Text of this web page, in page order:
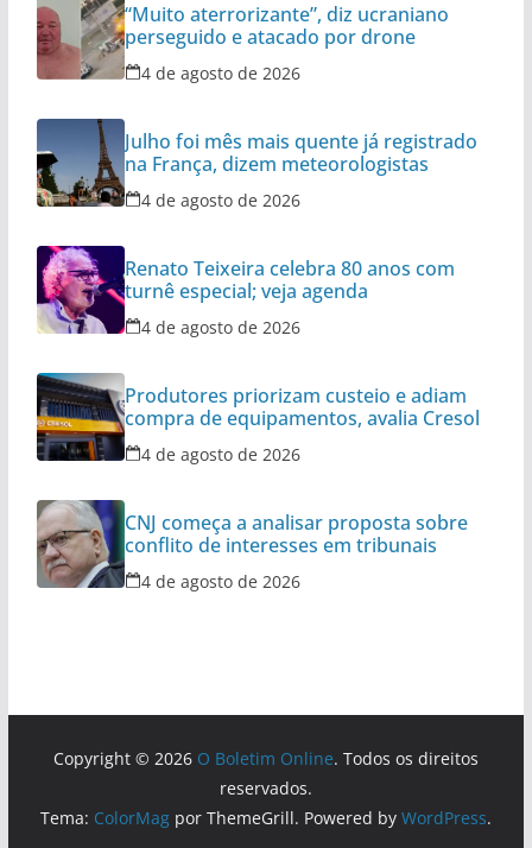
“Muito aterrorizante”, diz ucraniano
perseguido e atacado por drone
4 de agosto de 2026
Julho foi mês mais quente já registrado
na França, dizem meteorologistas
4 de agosto de 2026
Renato Teixeira celebra 80 anos com
turnê especial; veja agenda
4 de agosto de 2026
Produtores priorizam custeio e adiam
compra de equipamentos, avalia Cresol
4 de agosto de 2026
CNJ começa a analisar proposta sobre
conflito de interesses em tribunais
4 de agosto de 2026
Copyright © 2026 O Boletim Online. Todos os direitos
reservados.
Tema: ColorMagpor ThemeGrill. Powered by WordPress.